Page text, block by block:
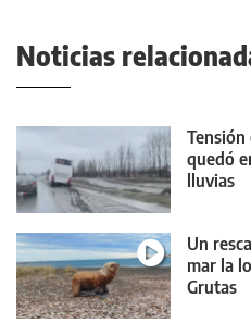
Noticias
Tensión
quedó
lluvias
Un
mar la
Grutas